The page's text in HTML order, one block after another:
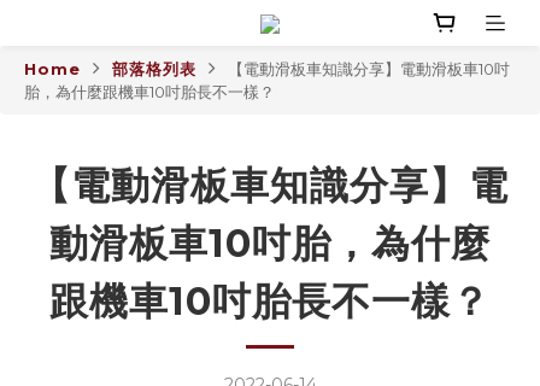
Home 部落格列表
【電動滑板車知識分享】電動滑板車10吋
胎，為什麼跟機車10吋胎長不一樣？
【電動滑板車知識分享】電
動滑板車10吋胎，為什麼
跟機車10吋胎長不一樣？